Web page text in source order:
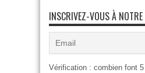
INSCRIVEZ-VOUS À NOTRE
Vérification : combien font